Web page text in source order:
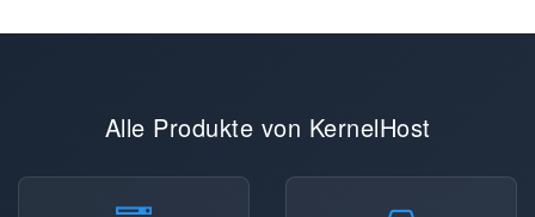
Alle Produkte von KernelHost